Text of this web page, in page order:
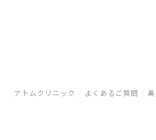
アトムクリニック よくあるご質問